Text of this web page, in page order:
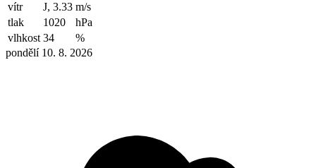
vítr
J, 3.33 m/s
tlak
1020
hPa
vlhkost 34
%
pondělí 10. 8. 2026